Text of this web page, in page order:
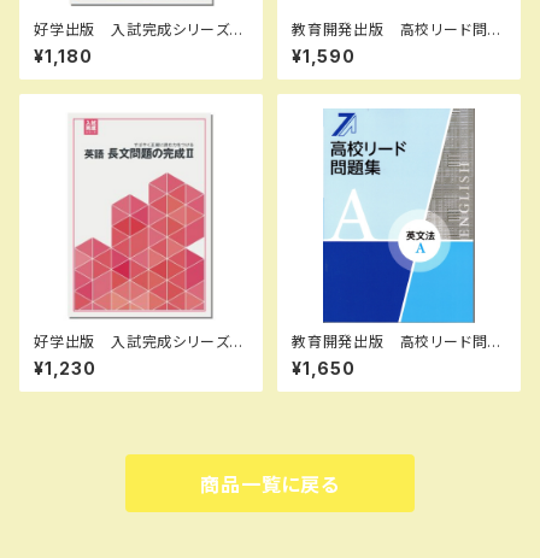
好学出版 入試完成シリーズ
理科 探求問題の完成 2026
年度版 新品完全セット ISB
N：B0D3B7KHSZ ISBN-1
3908967
¥1,180
教育開発出版 高校リード問題
集 数学 I , A 2026年度版
各科目（選択ください） 新品完
全セット
¥1,590
好学出版 入試完成シリーズ
英語 長文問題の完成 II 2026
年度版 新品完全セット ISB
N：B0D3B8R5K8 ISBN-10：
¥1,230
教育開発出版 高校リード問題
集 英文法 A ，英文法 B 202
6年度版 各科目（選択くださ
い） 新品完全セット ISBN
¥1,650
商品一覧に戻る